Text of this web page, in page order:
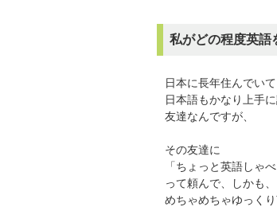
私がどの程度英語
日本に長年住んでいて
日本語もかなり上手
友達なんですが、
その友達に
「ちょっと英語しゃべ
って頼んで、しかも、
めちゃめちゃゆっく